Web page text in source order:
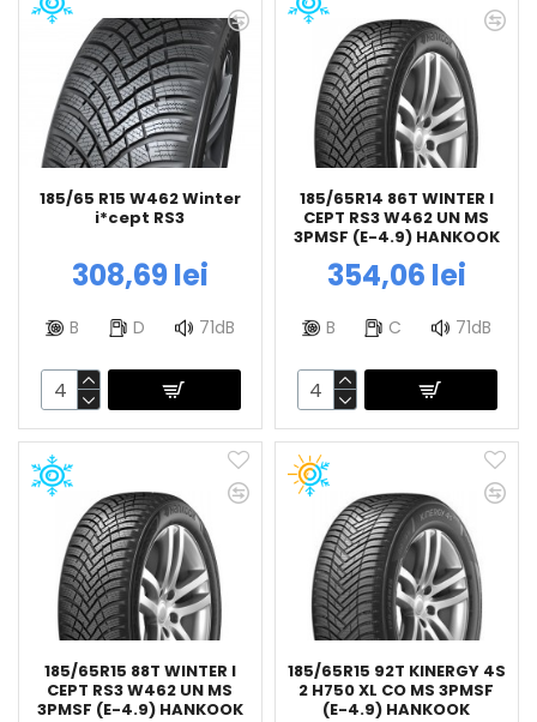
185/65 R15 W462 Winter
i*cept RS3
308,69 lei
B D 71dB
185/65R14 86T WINTER I
CEPT RS3 W462 UN MS
3PMSF (E-4.9) HANKOOK
354,06 lei
B C 71dB
185/65R15 88T WINTER I
CEPT RS3 W462 UN MS
3PMSF (E-4.9) HANKOOK
185/65R15 92T KINERGY 4S
2 H750 XL CO MS 3PMSF
(E-4.9) HANKOOK